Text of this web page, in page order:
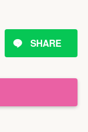
SHARE